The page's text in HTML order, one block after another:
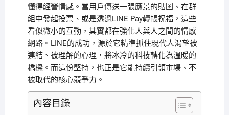
懂得經營情感。當用戶傳送一張應景的貼圖、在群
組中發起投票、或是透過LINE Pay轉帳祝福，這些
看似微小的互動，其實都在強化人與人之間的情感
網路。LINE的成功，源於它精準抓住現代人渴望被
連結、被理解的心理，將冰冷的科技轉化為溫暖的
橋樑。而這份堅持，也正是它能持續引領市場、不
被取代的核心競爭力。
內容目錄